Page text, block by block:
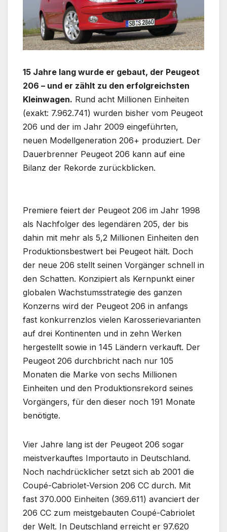
15 Jahre lang wurde er gebaut, der Peugeot
206 – und er zählt zu den erfolgreichsten
Kleinwagen. Rund acht Millionen Einheiten
(exakt: 7.962.741) wurden bisher vom Peugeot
206 und der im Jahr 2009 eingeführten,
neuen Modellgeneration 206+ produziert. Der
Dauerbrenner Peugeot 206 kann auf eine
Bilanz der Rekorde zurückblicken.
Premiere feiert der Peugeot 206 im Jahr 1998
als Nachfolger des legendären 205, der bis
dahin mit mehr als 5,2 Millionen Einheiten den
Produktionsbestwert bei Peugeot hält. Doch
der neue 206 stellt seinen Vorgänger schnell in
den Schatten. Konzipiert als Kernpunkt einer
globalen Wachstumsstrategie des ganzen
Konzerns wird der Peugeot 206 in anfangs
fast konkurrenzlos vielen Karosserievarianten
auf drei Kontinenten und in zehn Werken
hergestellt sowie in 145 Ländern verkauft. Der
Peugeot 206 durchbricht nach nur 105
Monaten die Marke von sechs Millionen
Einheiten und den Produktionsrekord seines
Vorgängers, für den dieser noch 191 Monate
benötigte.
Vier Jahre lang ist der Peugeot 206 sogar
meistverkauftes Importauto in Deutschland.
Noch nachdrücklicher setzt sich ab 2001 die
Coupé-Cabriolet-Version 206 CC durch. Mit
fast 370.000 Einheiten (369.611) avanciert der
206 CC zum meistgebauten Coupé-Cabriolet
der Welt. In Deutschland erreicht er 97.620